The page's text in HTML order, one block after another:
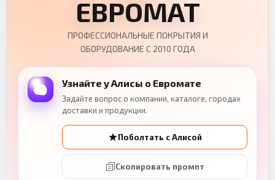
ЕВРОМАТ
ПРОФЕССИОНАЛЬНЫЕ ПОКРЫТИЯ И
ОБОРУДОВАНИЕ С 2010 ГОДА
Узнайте у Алисы о Евромате
Задайте вопрос о компании, каталоге, городах
доставки и продукции.
Поболтать с Алисой
Скопировать промпт